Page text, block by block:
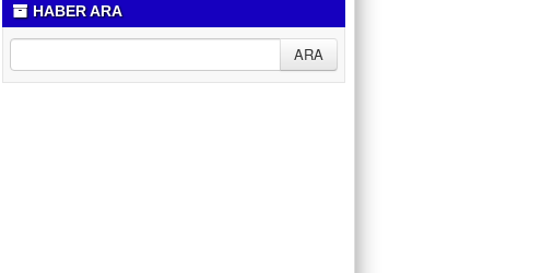
HABER ARA